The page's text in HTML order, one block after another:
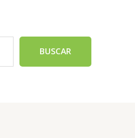
BUSCAR